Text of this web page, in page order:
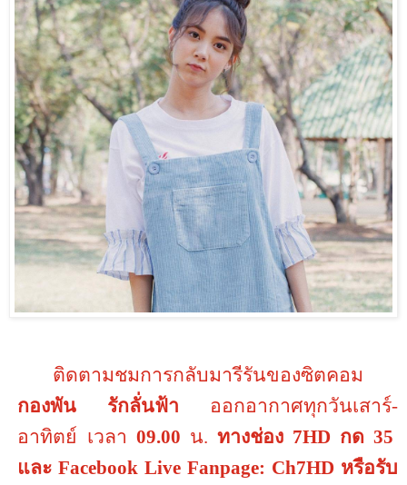
ติดตามชมการกลับมารีรันของซิตคอม
กองพัน รักลั่นฟ้า ออกอากาศทุกวันเสาร์-
อาทิตย์ เวลา 09.00 น. ทางช่อง 7HD กด35
และFacebook Live Fanpage: Ch7HD หรือรับ